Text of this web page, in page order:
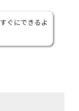
ぐにできるよ